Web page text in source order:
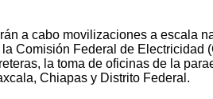
a cabo movilizaciones a escala
Comisión Federal de Electricidad
la toma de oficinas de la
Chiapas y Distrito Federal.